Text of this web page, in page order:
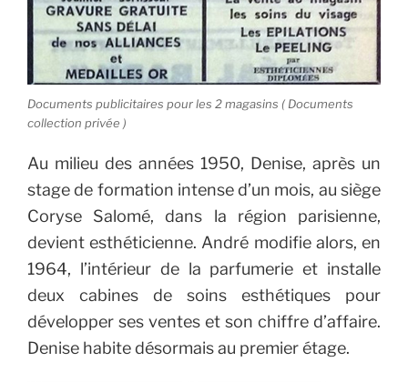
Documents publicitaires pour les 2 magasins ( Documents
collection privée )
Au milieu des années 1950, Denise, après un
stage de formation intense d’un mois, au siège
Coryse Salomé, dans la région parisienne,
devient esthéticienne. André modifie alors, en
1964, l’intérieur de la parfumerie et installe
deux cabines de soins esthétiques pour
développer ses ventes et son chiffre d’affaire.
Denise habite désormais au premier étage.